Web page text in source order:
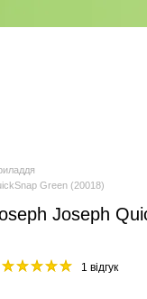
Green (20018)
Joseph
1 відгук